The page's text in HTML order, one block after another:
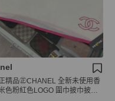
精品㊣CHANEL 全新未使用香
色粉紅色LOGO 圍巾披巾披肩